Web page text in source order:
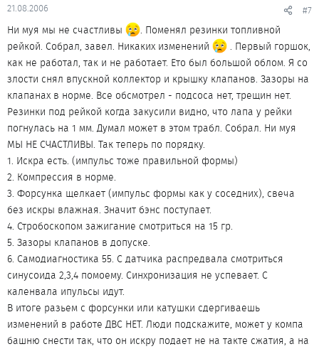
21.08.2006 #7
Ни муя мы не счастливы
. Поменял резинки топливной
рейкой. Собрал, завел. Никаких изменений
. Первый горшок,
как не работал, так и не работает. Ето был большой облом. Я со
злости снял впускной коллектор и крышку клапанов. Зазоры на
клапанах в норме. Все обсмотрел - подсоса нет, трещин нет.
Резинки под рейкой когда закусили видно, что лапа у рейки
погнулась на 1 мм. Думал может в этом трабл. Собрал. Ни муя
МЫ НЕ СЧАСТЛИВЫ. Так теперь по порядку.
1. Искра есть. (импульс тоже правильной формы)
2. Компрессия в норме.
3. Форсунка щелкает (импульс формы как у соседних), свеча
без искры влажная. Значит бэнс поступает.
4. Стробоскопом зажигание смотриться на 15 гр.
5. Зазоры клапанов в допуске.
6. Самодиагностика 55. С датчика распредвала смотриться
синусоида 2,3,4 помоему. Синхронизация не успевает. С
каленвала ипульсы идут.
В итоге разьем с форсунки или катушки сдергиваешь
изменений в работе ДВС НЕТ. Люди подскажите, может у компа
башню снести так, что он искру подает не на такте сжатия, а на